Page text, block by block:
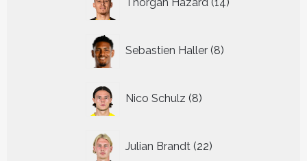
producten
Sebastien Haller 8
producten
Nico Schulz 8
producten
Julian Brandt 22
producten